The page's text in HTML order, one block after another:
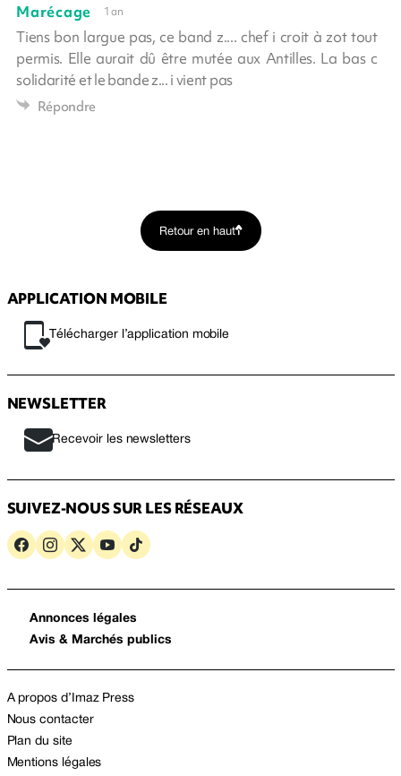
Marécage 1 an
Tiens bon largue pas, ce band z.... chef i croit à zot tout
permis. Elle aurait dû être mutée aux Antilles. La bas c
solidarité et le bande z... i vient pas
Répondre
Retour en haut
APPLICATION MOBILE
Télécharger l’application mobile
NEWSLETTER
Recevoir les newsletters
SUIVEZ-NOUS SUR LES RÉSEAUX
Annonces légales
Avis & Marchés publics
A propos d’Imaz Press
Nous contacter
Plan du site
Mentions légales